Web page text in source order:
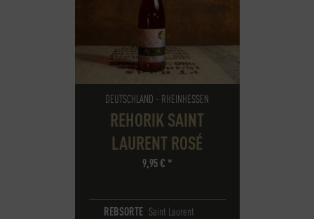
DEUTSCHLAND - RHEINHESSEN
REHORIK SAINT
LAURENT ROSÉ
9,95€ *
REBSORTE Saint Laurent